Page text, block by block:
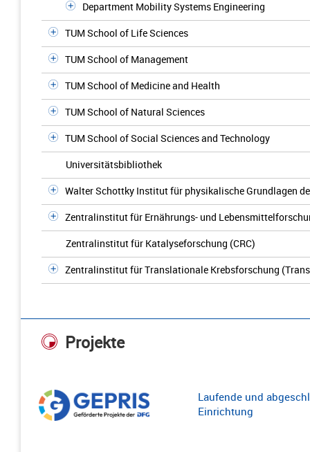
Department Mobility Systems Engineering
TUM School of Life Sciences
TUM School of Management
TUM School of Medicine and Health
TUM School of Natural Sciences
TUM School of Social Sciences and Technology
Universitätsbibliothek
Walter Schottky Institut für physikalische Grundlagen
Zentralinstitut für Ernährungs- und
Zentralinstitut für Katalyseforschung (CRC)
Zentralinstitut für Translationale Krebsforschung
Projekte
Laufende und
Einrichtung